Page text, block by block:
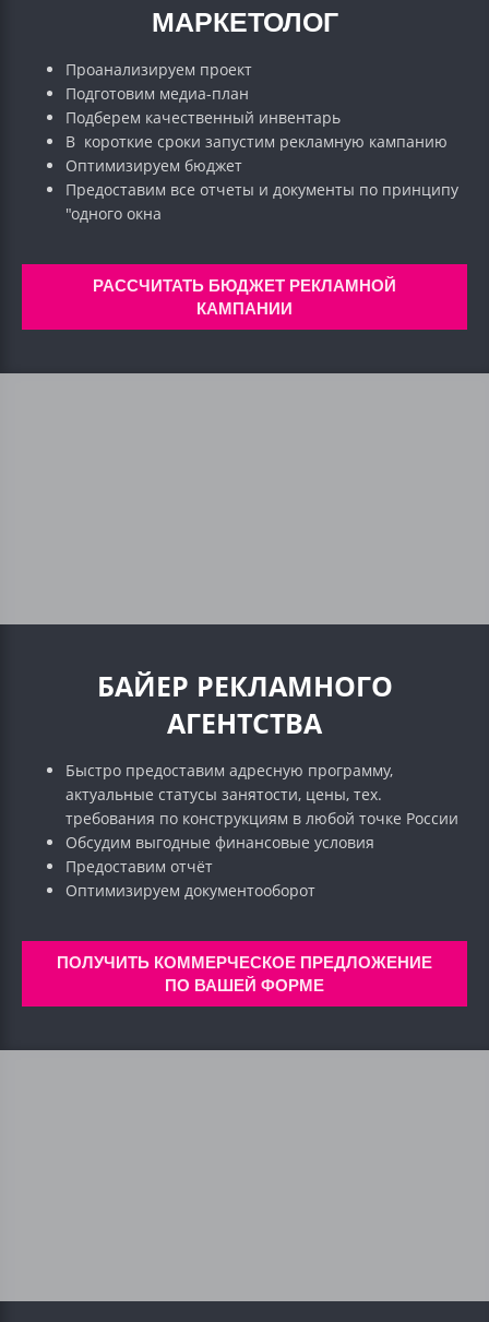
МАРКЕТОЛОГ
Проанализируем проект
Подготовим медиа-план
Подберем качественный инвентарь
В короткие сроки запустим рекламную кампанию
Оптимизируем бюджет
Предоставим все отчеты и документы по принципу
"одного окна
РАССЧИТАТЬ БЮДЖЕТ РЕКЛАМНОЙ
КАМПАНИИ
БАЙЕР РЕКЛАМНОГО
АГЕНТСТВА
Быстро предоставим адресную программу,
актуальные статусы занятости, цены, тех.
требования по конструкциям в любой точке России
Обсудим выгодные финансовые условия
Предоставим отчёт
Оптимизируем документооборот
ПОЛУЧИТЬ КОММЕРЧЕСКОЕ ПРЕДЛОЖЕНИЕ
ПО ВАШЕЙ ФОРМЕ